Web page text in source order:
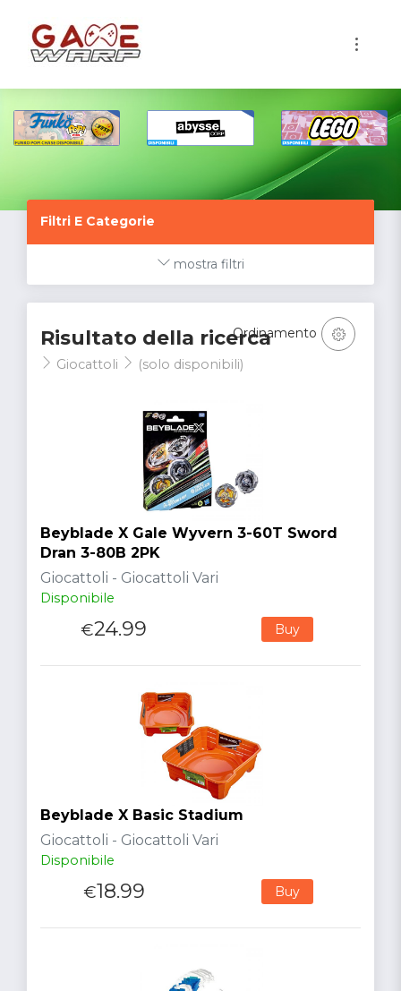
Filtri E Categorie
mostra filtri
Risultato della ricerca
Giocattoli (solo disponibili)
Ordinamento
Beyblade X Gale Wyvern 3-60T Sword
Dran 3-80B 2PK
Giocattoli - Giocattoli Vari
Disponibile
€24.99 Buy
Beyblade X Basic Stadium
Giocattoli - Giocattoli Vari
Disponibile
€18.99 Buy